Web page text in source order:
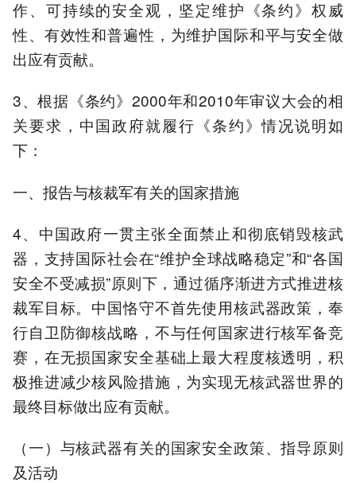
作、可持续的安全观，坚定维护《条约》权威
性、有效性和普遍性，为维护国际和平与安全做
出应有贡献。
3、根据《条约》2000年和2010年审议大会的相
关要求，中国政府就履行《条约》情况说明如
下：
一、报告与核裁军有关的国家措施
4、中国政府一贯主张全面禁止和彻底销毁核武
器，支持国际社会在“维护全球战略稳定”和“各国
安全不受减损”原则下，通过循序渐进方式推进核
裁军目标。中国恪守不首先使用核武器政策，奉
行自卫防御核战略，不与任何国家进行核军备竞
赛，在无损国家安全基础上最大程度核透明，积
极推进减少核风险措施，为实现无核武器世界的
最终目标做出应有贡献。
（一）与核武器有关的国家安全政策、指导原则
及活动